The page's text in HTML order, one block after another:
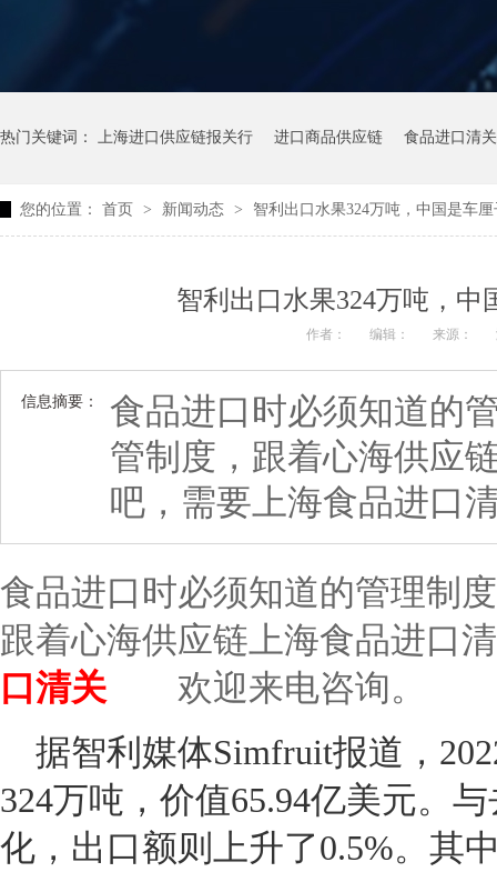
热门关键词： 上海进口供应链报关行 进口商品供应链 食品进口清
您的位置： 首页 > 新闻动态 > 智利出口水果324万吨，中国是车
智利出口水果324万吨，
作者： 编辑： 来源：
信息摘要：
食品进口时必须知道的
管制度，跟着心海供应
吧，需要上海食品
食品进口时必须知道的管理制
跟着心海供应链上海食品进口
口清关
欢迎来电咨询。
据智利媒体Simfruit报道，
324万吨，价值65.94亿美元。
化，出口额则上升了0.5%。其